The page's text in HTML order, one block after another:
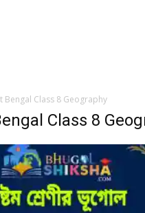
Bengal Class 8 Geography
Class 8